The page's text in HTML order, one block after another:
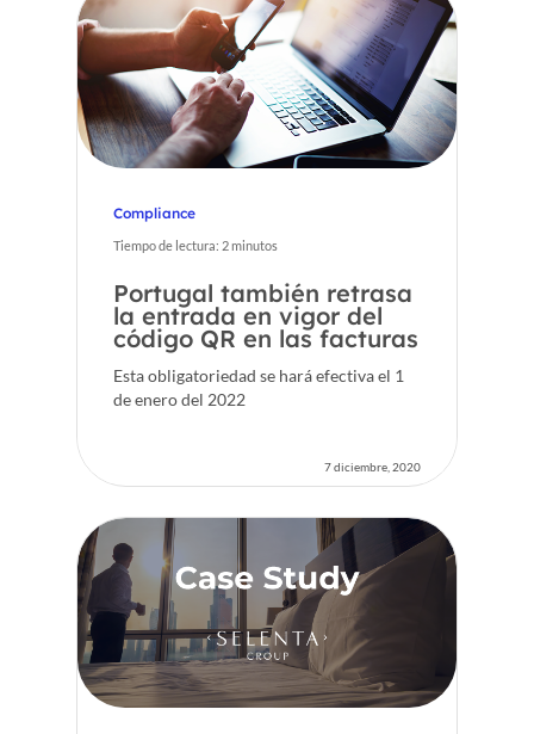
Compliance
Tiempo de lectura: 2minutos
Portugal también retrasa
la entrada en vigor del
código QR en las facturas
Esta obligatoriedad se hará efectiva el 1
de enero del 2022
7 diciembre, 2020